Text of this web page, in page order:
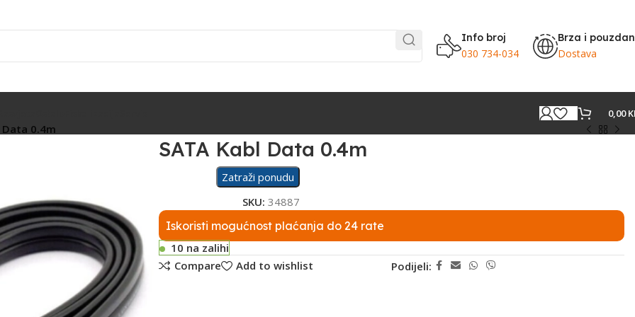
Info broj
030 734-034
Brza i
Dostava
0,00
Data 0.4m
SATA Kabl Data 0.4m
Zatraži ponudu
SKU: 34887
Iskoristi mogućnost plaćanja do 24 rate
10 na zalihi
Compare
Add to wishlist Podijeli: